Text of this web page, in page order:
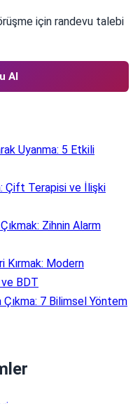
için randevu talebi
Al
Uyanma: 5 Etkili
Çift Terapisi ve İlişki
Zihnin Alarm
Kırmak: Modern
BDT
7 Bilimsel Yöntem